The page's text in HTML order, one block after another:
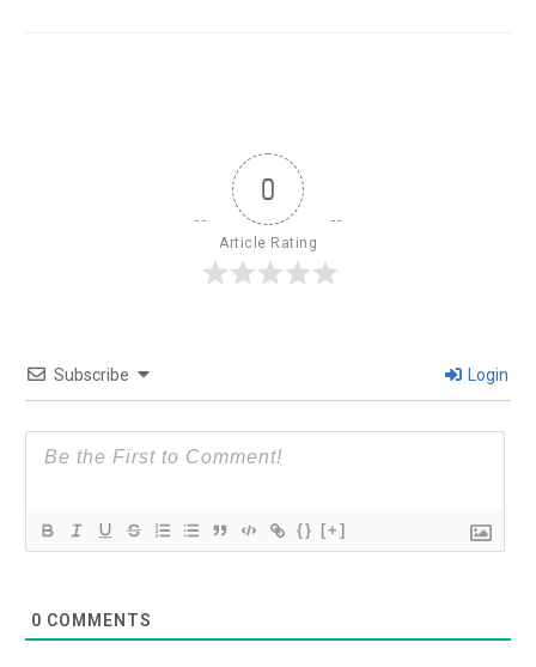
0
Article Rating
Subscribe Login
{} [+]
0 COMMENTS